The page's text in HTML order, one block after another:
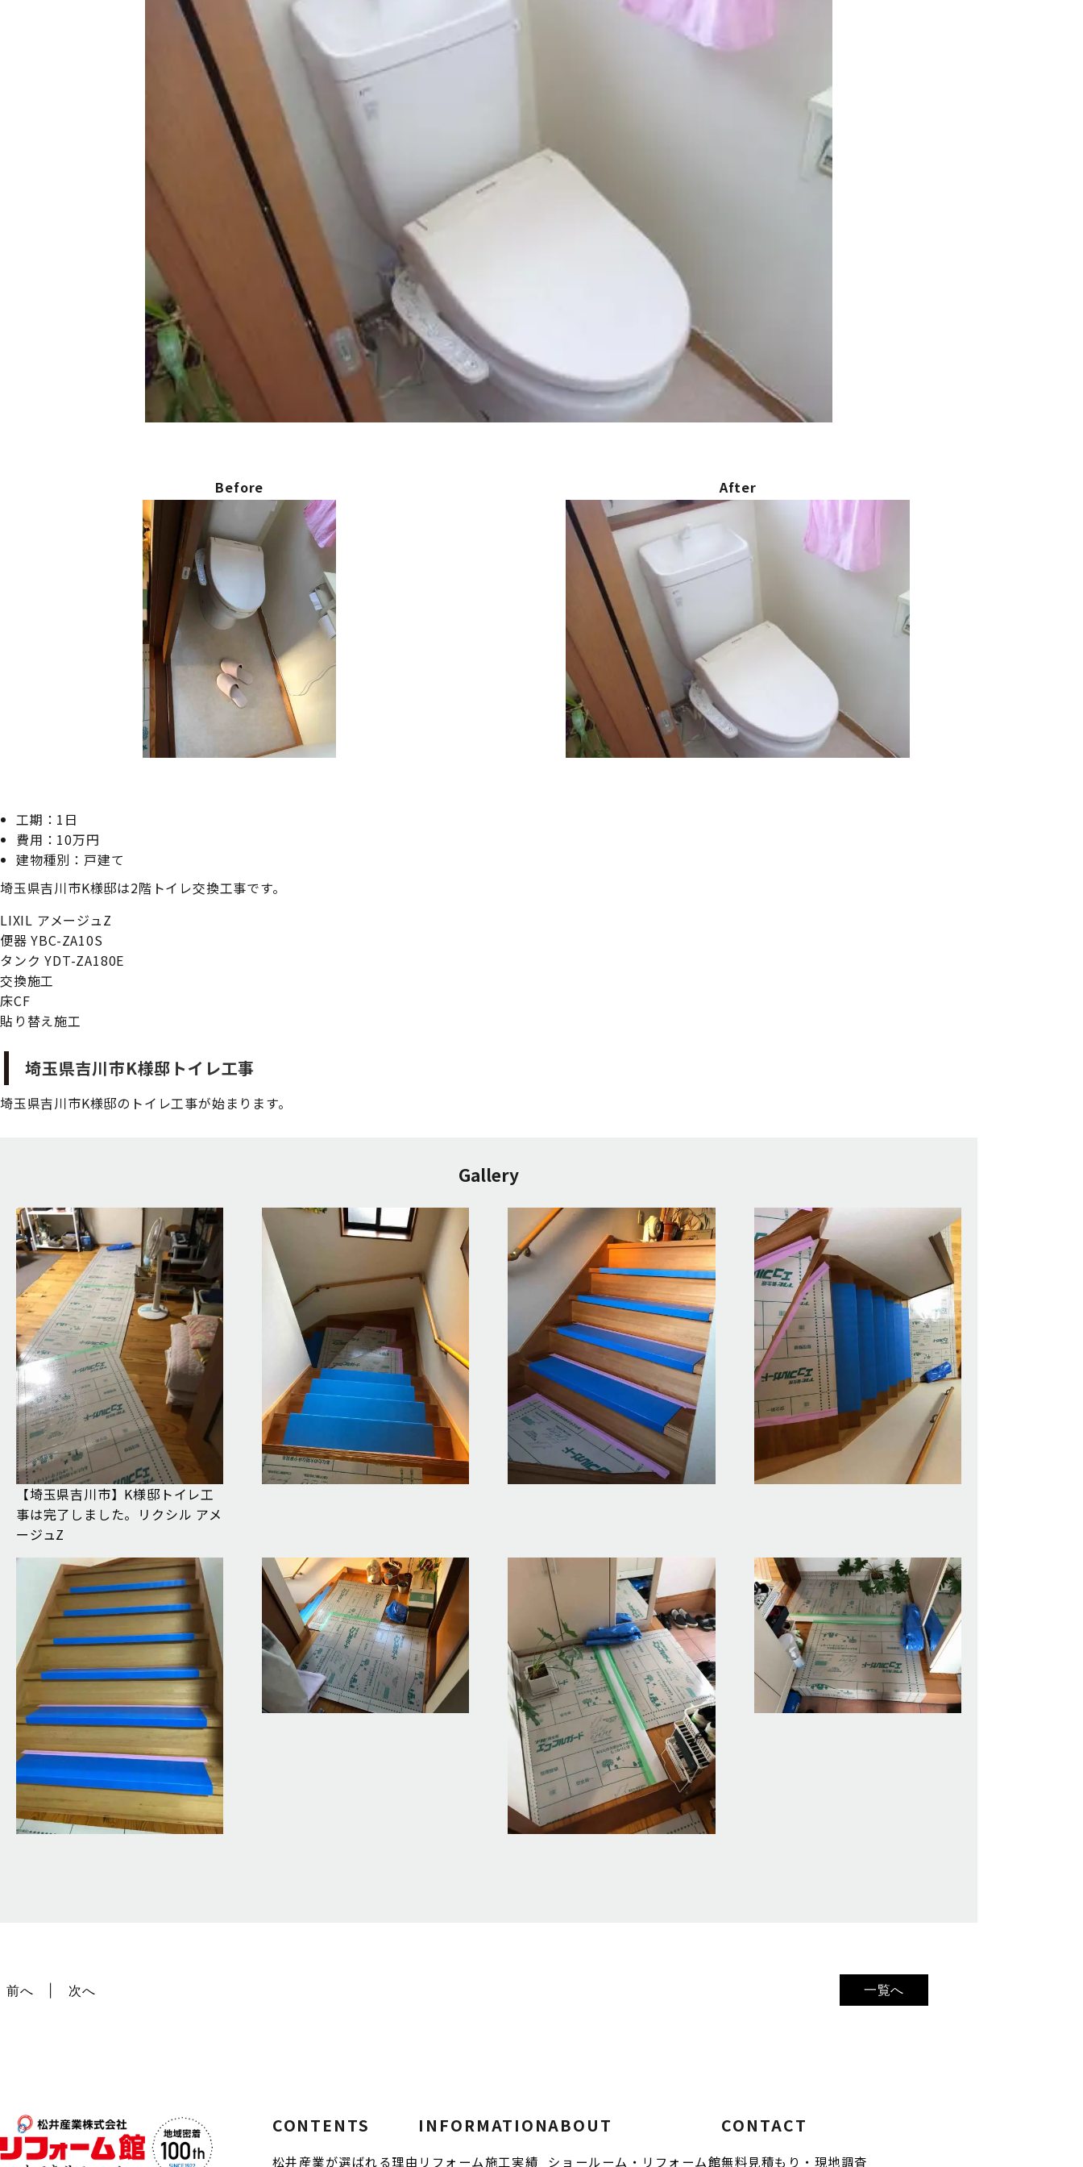
Before After
工期：1日
費用：10万円
建物種別：戸建て
埼玉県吉川市K様邸は2階トイレ交換工事です。
LIXIL アメージュZ
便器 YBC-ZA10S
タンク YDT-ZA180E
交換施工
床CF
貼り替え施工
埼玉県吉川市K様邸トイレ工事
埼玉県吉川市K様邸のトイレ工事が始まります。
Gallery
【埼玉県吉川市】K様邸トイレ工
事は完了しました。リクシル アメ
ージュZ
一覧へ
前へ 次へ
CONTENTS
松井産業が選ばれる理由
INFORMATION
リフォーム施工実績
ABOUT
ショールーム・リフォーム館
CONTACT
無料見積もり・現地調査